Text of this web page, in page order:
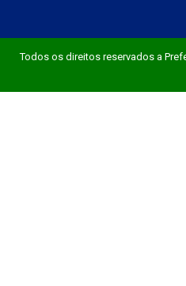
Todos os direitos reservados a